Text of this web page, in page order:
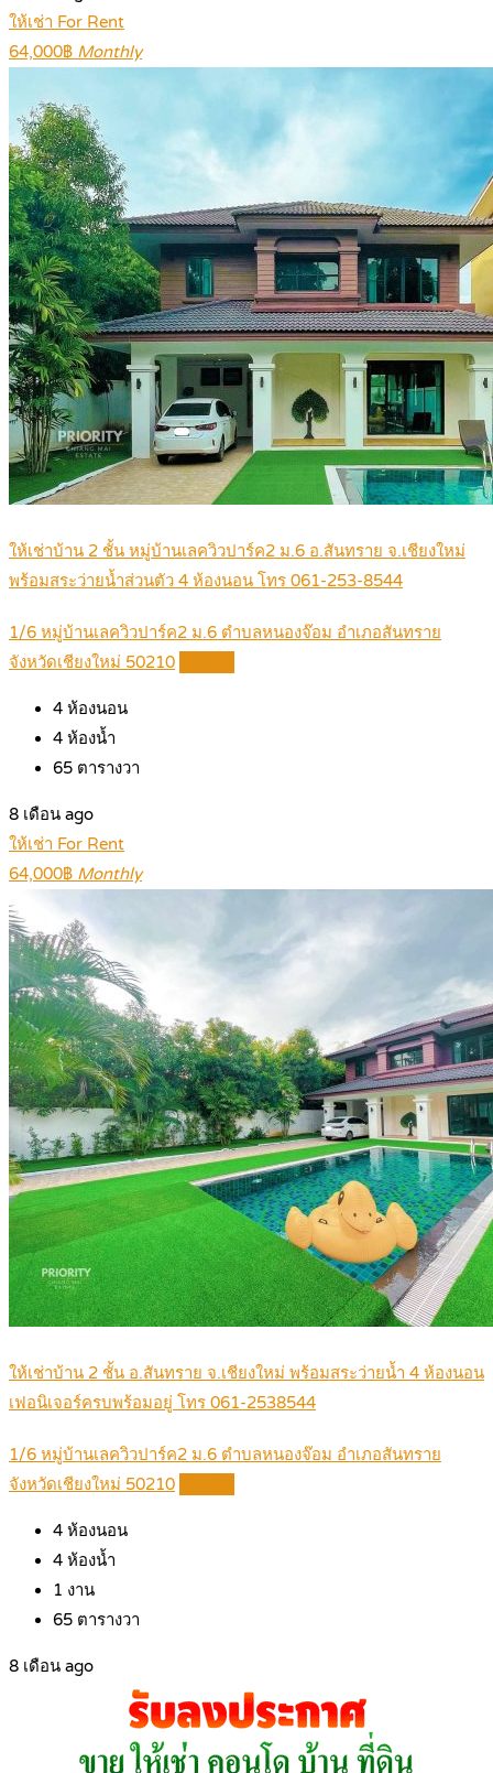
ให้เช่า For Rent
64,000฿ Monthly
ให้เช่าบ้าน 2 ชั้น หมู่บ้านเลควิวปาร์ค2 ม.6 อ.สันทราย จ.เชียงใหม่
พร้อมสระว่ายน้ำส่วนตัว 4 ห้องนอน โทร 061-253-8544
1/6 หมู่บ้านเลควิวปาร์ค2 ม.6 ตำบลหนองจ๊อม อำเภอสันทราย
จังหวัดเชียงใหม่ 50210
4 ห้องนอน
4 ห้องน้ำ
65 ตารางวา
8 เดือน ago
ให้เช่า For Rent
64,000฿ Monthly
ให้เช่าบ้าน 2 ชั้น อ.สันทราย จ.เชียงใหม่ พร้อมสระว่ายน้ำ 4 ห้องนอน
เฟอนิเจอร์ครบพร้อมอยู่ โทร 061-2538544
1/6 หมู่บ้านเลควิวปาร์ค2 ม.6 ตำบลหนองจ๊อม อำเภอสันทราย
จังหวัดเชียงใหม่ 50210
4 ห้องนอน
4 ห้องน้ำ
1 งาน
65 ตารางวา
8 เดือน ago